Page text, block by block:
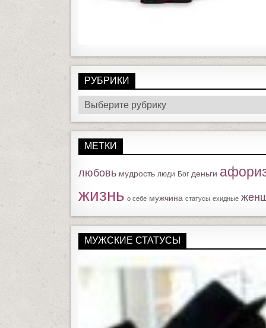
РУБРИКИ
Р
Р
И
И
МЕТКИ
любовь
жизнь
МУЖСКИЕ СТАТУСЫ